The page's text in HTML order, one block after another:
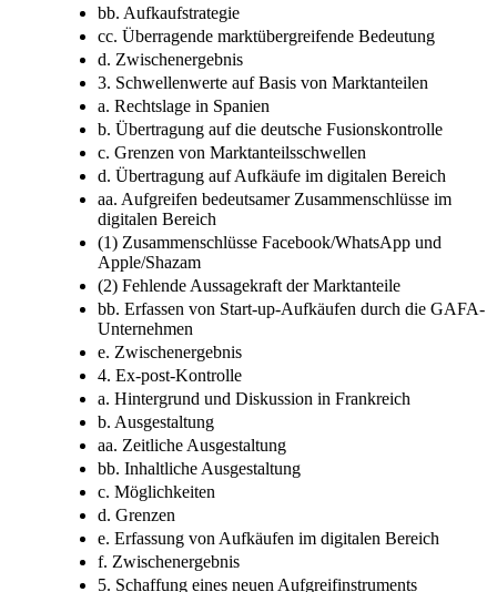
bb. Aufkaufstrategie
cc. Überragende marktübergreifende Bedeutung
d. Zwischenergebnis
3. Schwellenwerte auf Basis von Marktanteilen
a. Rechtslage in Spanien
b. Übertragung auf die deutsche Fusionskontrolle
c. Grenzen von Marktanteilsschwellen
d. Übertragung auf Aufkäufe im digitalen Bereich
aa. Aufgreifen bedeutsamer Zusammenschlüsse im
digitalen Bereich
(1) Zusammenschlüsse Facebook/WhatsApp und
Apple/Shazam
(2) Fehlende Aussagekraft der Marktanteile
bb. Erfassen von Start-up-Aufkäufen durch die GAFA-
Unternehmen
e. Zwischenergebnis
4. Ex-post-Kontrolle
a. Hintergrund und Diskussion in Frankreich
b. Ausgestaltung
aa. Zeitliche Ausgestaltung
bb. Inhaltliche Ausgestaltung
c. Möglichkeiten
d. Grenzen
e. Erfassung von Aufkäufen im digitalen Bereich
f. Zwischenergebnis
5. Schaffung eines neuen Aufgreifinstruments